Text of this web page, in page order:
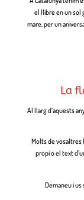
el llibre en un sol
mare, per un
La
Al llarg d’aquests
Molts de vosaltres
propi o el text
Demaneu i